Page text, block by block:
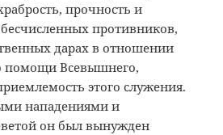
прочность и
противников,
дарах в отношении
помощи Всевышнего,
этого служения.
нападениями и
он был вынужден